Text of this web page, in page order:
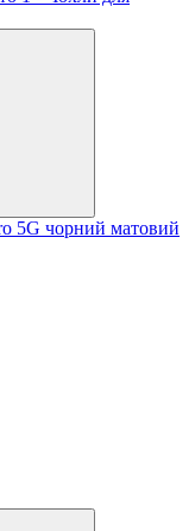
5G чорний матовий